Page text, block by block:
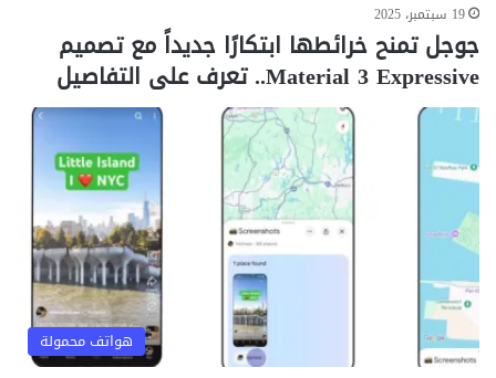
19 سبتمبر، 2025
جوجل تمنح خرائطها ابتكارًا جديداً مع تصميم
Material 3 Expressive.. تعرف على التفاصيل
هواتف محمولة